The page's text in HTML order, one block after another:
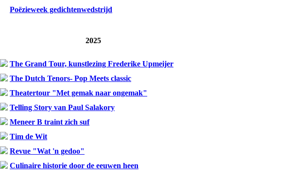
Poëzieweek gedichtenwedstrijd
2025
The Grand Tour, kunstlezing Frederike Upmeijer
The Dutch Tenors- Pop Meets classic
Theatertour "Met gemak naar ongemak"
Telling Story van Paul Salakory
Meneer B traint zich suf
Tim de Wit
Revue "Wat 'n gedoo"
Culinaire historie door de eeuwen heen